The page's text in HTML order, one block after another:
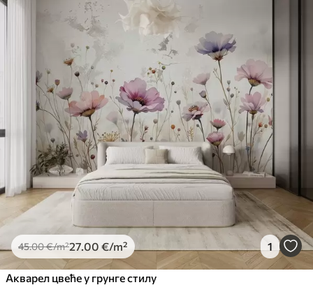
45.00€/m²27 .00 €/m² 1
Акварел цвеће у грунге стилу